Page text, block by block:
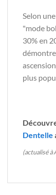
Selon
"mode
30% en
plus
Dentelle
(actualisé à